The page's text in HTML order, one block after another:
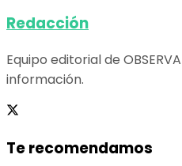
Redacción
Equipo editorial de
información.
Te recomendamos